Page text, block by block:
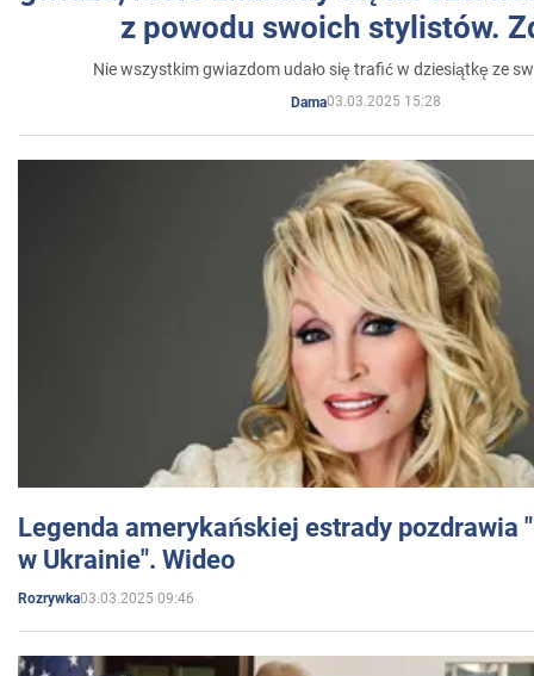
z powodu swoich stylistów.
Nie wszystkim gwiazdom udało się trafić w dziesiątkę ze
Dama03.03.2025 15:28
Legenda amerykańskiej estrady pozdrawia
w Ukrainie". Wideo
Rozrywka03.03.2025 09:46